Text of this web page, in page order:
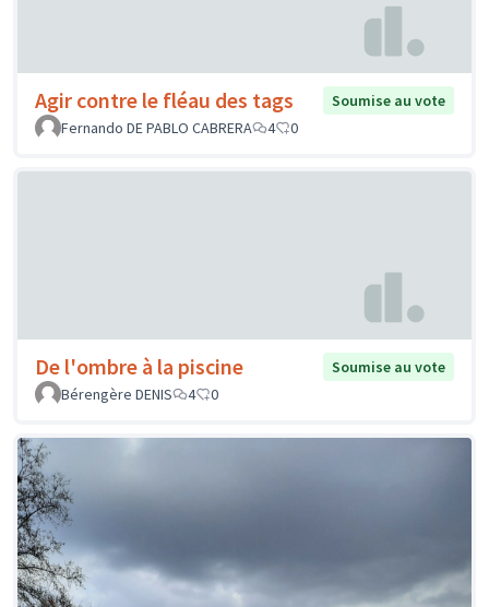
Agir contre le fléau des tags
Soumise au vote
Fernando DE PABLO CABRERA
4 0
De l'ombre à la piscine
Soumise au vote
Bérengère DENIS
4 0